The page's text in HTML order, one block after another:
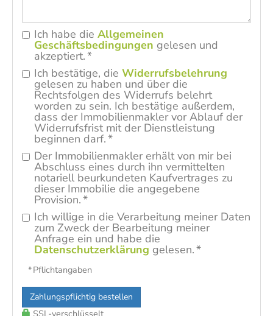
Ich habe die Allgemeinen
Geschäftsbedingungen gelesen und
akzeptiert. *
Ich bestätige, die Widerrufsbelehrung
gelesen zu haben und über die
Rechtsfolgen des Widerrufs belehrt
worden zu sein. Ich bestätige außerdem,
dass der Immobilienmakler vor Ablauf der
Widerrufsfrist mit der Dienstleistung
beginnen darf. *
Der Immobilienmakler erhält von mir bei
Abschluss eines durch ihn vermittelten
notariell beurkundeten Kaufvertrages zu
dieser Immobilie die angegebene
Provision. *
Ich willige in die Verarbeitung meiner Daten
zum Zweck der Bearbeitung meiner
Anfrage ein und habe die
Datenschutzerklärung gelesen. *
* Pflichtangaben
Zahlungspflichtig bestellen